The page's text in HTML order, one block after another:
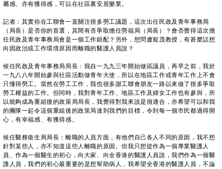
屬感、亦有獲得感，可以在社區裏安居樂業。
記者：其實你在工聯會一直關注很多勞工議題，這次出任民政及青年事務局
（局長）是否你的首選，其間有否爭取擔任勞福局（局長）？會否覺得這次擔
任民政及青年事務局會是一個工作錯配？另外，想問盧寵茂教授，有甚麼話想
向因政治或工作環境原因而離職的醫護人員說？
候任民政及青年事務局局長：我自一九九三年開始做區議員，再早之前，我於
一九八八年開始參與社區活動做青年大使，所以在地區工作或青年工作上不會
只懂得勞工。當然在勞工工作，我也很多謝工聯會朋友一路以來做了很多爭取
勞工權益的工作。但同時，我對青年工作、地區工作及婦女工作也有參與，所
以能夠成為重組後的政策局局長，我覺得對我來說是很適合，亦希望可以和我
的團隊一起令這個重組後的政策局達到我們的目標，令到每一個市民都過得開
心，有幸福感、有獲得感。
候任醫務衞生局局長：離職的人員方面，有他們自己各人不同的原因，我不想
針對某些人，亦不知道這些人離職的原因。但我只想從作為一個專業醫護人
員、作為一個醫生的初心，向大家、向全香港的醫護人員說，我們作為一個醫
護人員，我們的初心最重要的是想幫助病人，我希望全香港的醫護人員，不論